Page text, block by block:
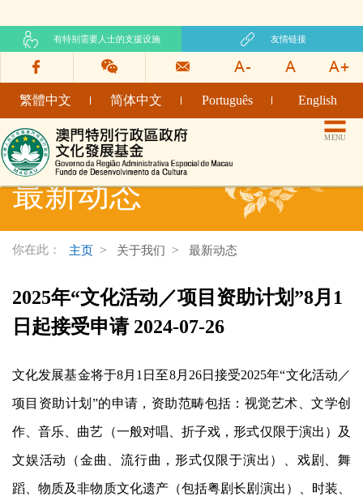
有特别需要人士的支援设施 友情链接
繁體中文 简体中文 Português English
文化发展基金网页 MENU
最新动态
你在此： 主页 关于我们 最新动态
2025年“文化活动／项目资助计划”8月1
日起接受申请 2024-07-26
文化发展基金将于8月1日至8月26日接受2025年“文化活动／
项目资助计划”的申请，资助范畴包括：视觉艺术、文学创
作、音乐、曲艺（一般对唱、折子戏，形式仅限于演出）及
文娱活动（金曲、流行曲，形式仅限于演出）、戏剧、舞
蹈、物质及非物质文化遗产（包括粤剧长剧演出）、时装、